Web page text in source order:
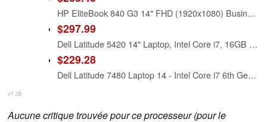
HP EliteBook 840 G3 14" FHD (1920x1080) Business Laptop Computer, Intel Core i7-6600 Up to 3.40GHz Notebook PC, 16GB RAM, 256GB SSD, Type-C, Windows 11 Pro (Renewed)
$297.99
Dell Latitude 5420 14" Laptop, Intel Core i7, 16GB RAM, 256GB SSD, Win11 Pro (Renewed)
$229.28
Dell Latitude 7480 Laptop 14 - Intel Core i7 6th Gen - i7-6600U - 3.4Ghz - 256GB SSD - 16GB RAM - 1920x1080 FHD - Windows 10 Pro (Renewed)
v1.35
Aucune critique trouvée pour ce processeur (pour le